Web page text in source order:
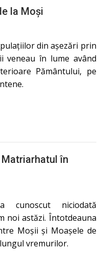
la Moşi
din așezări prin
veneau în lume având
Pământului, pe
în
cunoscut niciodată
noi astăzi. Întotdeauna
Moșii și Moașele de
vremurilor.